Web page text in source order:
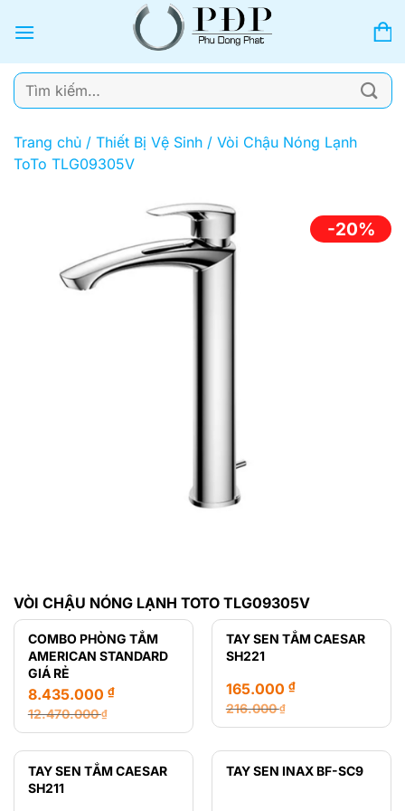
qua
dung
Tìm
kiếm:
Trang chủ / Thiết Bị Vệ Sinh / Vòi Chậu Nóng Lạnh
ToTo TLG09305V
-20%
VÒI CHẬU NÓNG LẠNH TOTO TLG09305V
COMBO PHÒNG TẮM
AMERICAN STANDARD
GIÁ RẺ
12.470.000₫
Giá
gốc
là:
12.470.000 ₫.
8.435.000 ₫
Giá
hiện
tại
là:
TAY SEN TẮM CAESAR
SH221
216.000₫
Giá
216.000 ₫.
165.000 ₫
Giá
là:
TAY SEN TẮM CAESAR
SH211
TAY SEN INAX BF-SC9